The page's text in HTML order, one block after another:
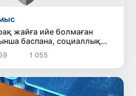
жайға ийе болмаған
баспана, социаллық
жайласыў имканияты
1 055